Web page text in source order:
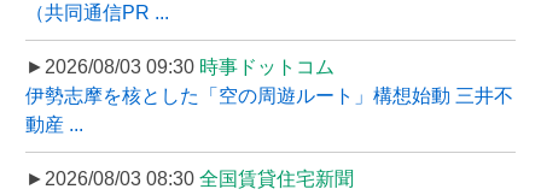
（共同通信PR ...
►2026/08/03 09:30 時事ドットコム
伊勢志摩を核とした「空の周遊ルート」構想始動 三井不
動産 ...
►2026/08/03 08:30 全国賃貸住宅新聞